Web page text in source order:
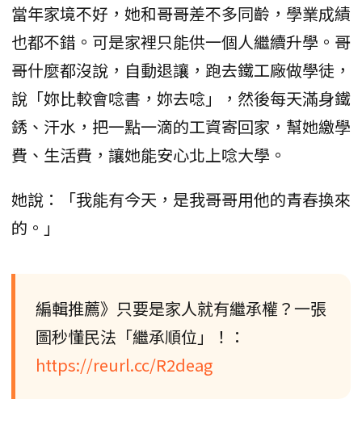
當年家境不好，她和哥哥差不多同齡，學業成績
也都不錯。可是家裡只能供一個人繼續升學。哥
哥什麼都沒說，自動退讓，跑去鐵工廠做學徒，
說「妳比較會唸書，妳去唸」，然後每天滿身鐵
銹、汗水，把一點一滴的工資寄回家，幫她繳學
費、生活費，讓她能安心北上唸大學。
她說：「我能有今天，是我哥哥用他的青春換來
的。」
編輯推薦》只要是家人就有繼承權？一張
圖秒懂民法「繼承順位」！：
https://reurl.cc/R2deag